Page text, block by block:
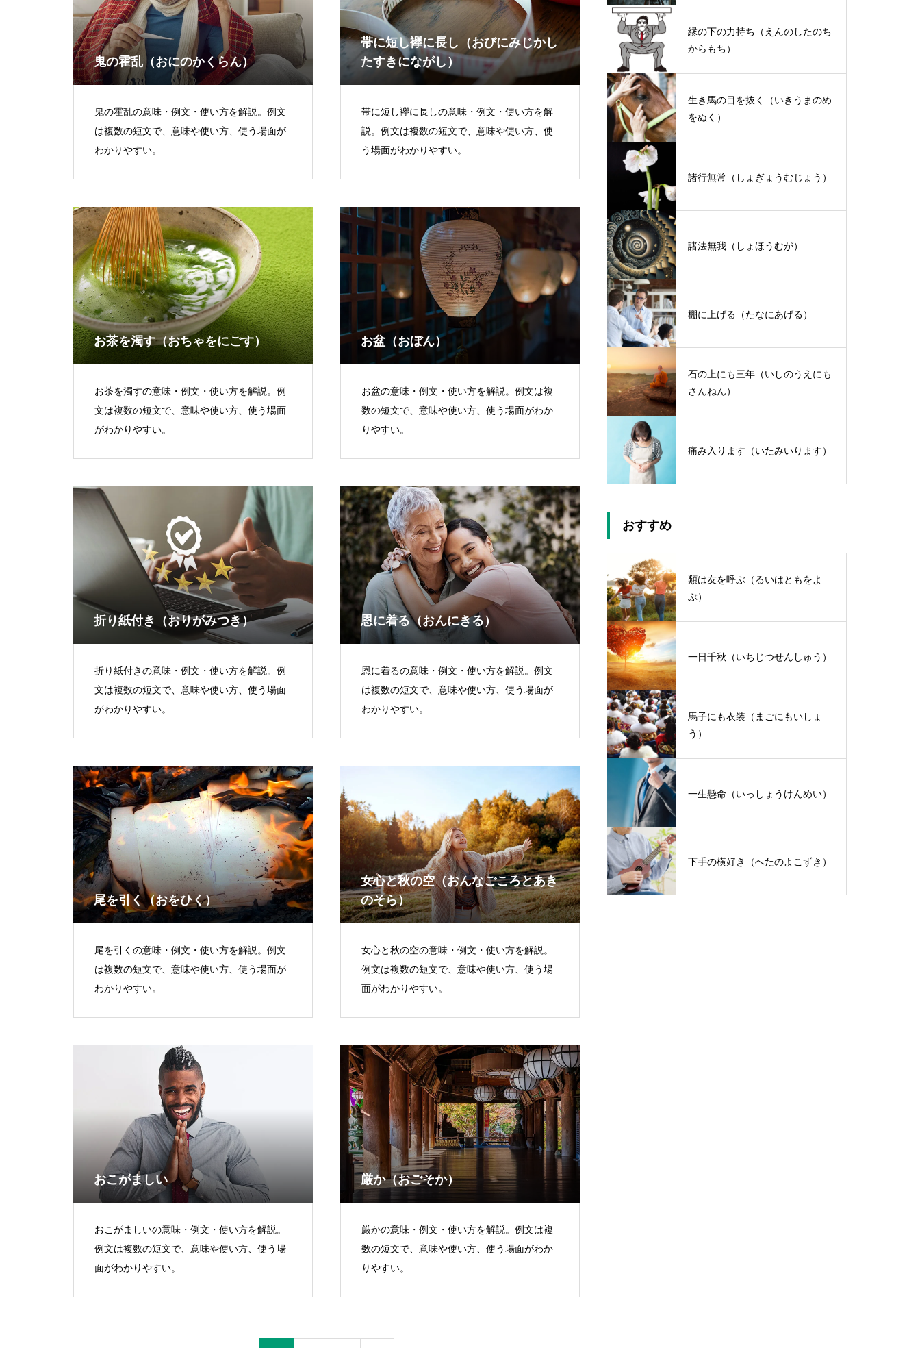
鬼の霍乱（おにのかくらん）
鬼の霍乱の意味・例文・使い方を解説。例文
は複数の短文で、意味や使い方、使う場面が
わかりやすい。
帯に短し襷に長し（おびにみじかし
たすきにながし）
帯に短し襷に長しの意味・例文・使い方を解
説。例文は複数の短文で、意味や使い方、使
う場面がわかりやすい。
お茶を濁す（おちゃをにごす）
お茶を濁すの意味・例文・使い方を解説。例
文は複数の短文で、意味や使い方、使う場面
がわかりやすい。
お盆（おぼん）
お盆の意味・例文・使い方を解説。例文は複
数の短文で、意味や使い方、使う場面がわか
りやすい。
折り紙付き（おりがみつき）
折り紙付きの意味・例文・使い方を解説。例
文は複数の短文で、意味や使い方、使う場面
がわかりやすい。
恩に着る（おんにきる）
恩に着るの意味・例文・使い方を解説。例文
は複数の短文で、意味や使い方、使う場面が
わかりやすい。
尾を引く（おをひく）
尾を引くの意味・例文・使い方を解説。例文
は複数の短文で、意味や使い方、使う場面が
わかりやすい。
女心と秋の空（おんなごころとあき
のそら）
女心と秋の空の意味・例文・使い方を解説。
例文は複数の短文で、意味や使い方、使う場
面がわかりやすい。
おこがましい
おこがましいの意味・例文・使い方を解説。
例文は複数の短文で、意味や使い方、使う場
面がわかりやすい。
厳か（おごそか）
厳かの意味・例文・使い方を解説。例文は複
数の短文で、意味や使い方、使う場面がわか
りやすい。
縁の下の力持ち（えんのしたのち
からもち）
生き馬の目を抜く（いきうまのめ
をぬく）
諸行無常（しょぎょうむじょう）
諸法無我（しょほうむが）
棚に上げる（たなにあげる）
石の上にも三年（いしのうえにも
さんねん）
痛み入ります（いたみいります）
おすすめ
類は友を呼ぶ（るいはともをよ
ぶ）
一日千秋（いちじつせんしゅう）
馬子にも衣装（まごにもいしょ
う）
一生懸命（いっしょうけんめい）
下手の横好き（へたのよこずき）